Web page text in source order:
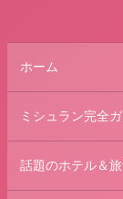
ホーム
ミシュラン完全
話題のホテル＆